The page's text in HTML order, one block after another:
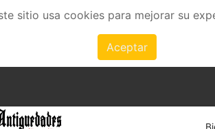
sitio usa cookies para mejorar su
Aceptar